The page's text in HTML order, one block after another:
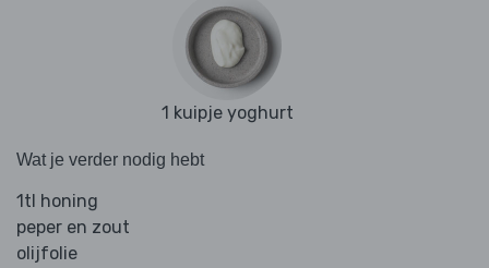
1 kuipje yoghurt
Wat je verder nodig hebt
1tl honing
peper en zout
olijfolie